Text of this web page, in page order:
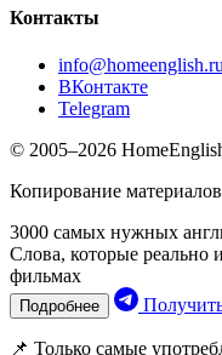
Контакты
info@homeenglish.ru
ВКонтакте
Telegram
© 2005–2026
Копирование
3000 самых нужных
Слова, которые реально
фильмах
Подробнее
📌 Только самые